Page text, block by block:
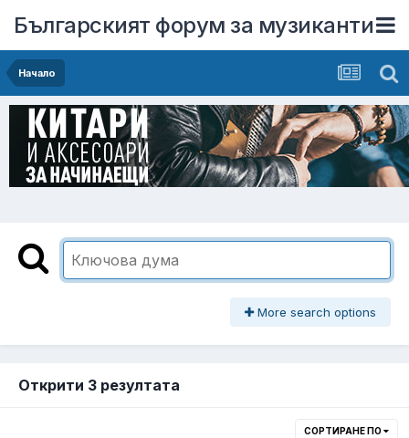
Българският форум за музиканти
Начало
More search options
Открити 3 резултата
СОРТИРАНЕ ПО